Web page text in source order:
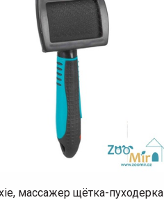
массажер щётка-пуходерка